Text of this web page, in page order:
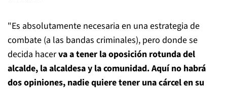
"Es absolutamente necesaria en una estrategia de
combate (a las bandas criminales), pero donde se
decida hacerva a tener la oposición rotunda del
alcalde, la alcaldesa y la comunidad. Aquí no habrá
dos opiniones, nadie quiere tener una cárcel en su